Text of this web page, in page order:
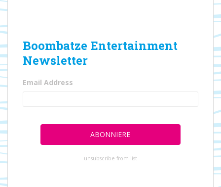
Boombatze Entertainment
Newsletter
Email Address
unsubscribe from list